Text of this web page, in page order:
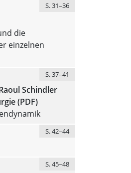
S. 31–36
die
einzelnen
S. 37–41
Schindler
(PDF)
S. 42–44
S. 45–48